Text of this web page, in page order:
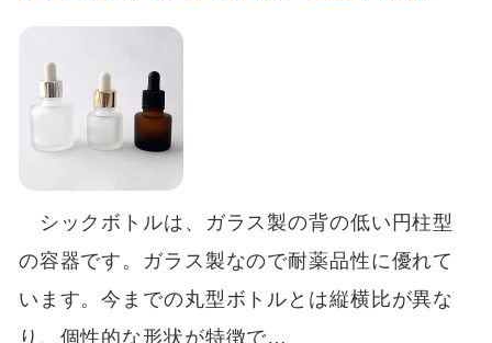
シックボトルは、ガラス製の背の低い円柱型
の容器です。ガラス製なので耐薬品性に優れて
います。今までの丸型ボトルとは縦横比が異な
り、個性的な形状が特徴で…